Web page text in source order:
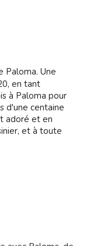
Paloma. Une
en tant
à Paloma pour
d'une centaine
adoré et en
et à toute